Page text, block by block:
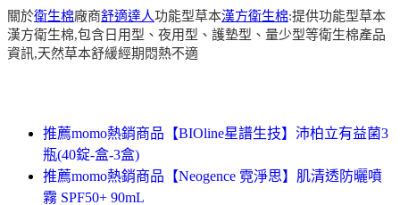
關於衛生棉廠商舒適達人功能型草本漢方衛生棉:提供功能型草本
漢方衛生棉,包含日用型、夜用型、護墊型、量少型等衛生棉產品
資訊,天然草本舒緩經期悶熱不適
推薦momo熱銷商品【BIOline星譜生技】沛柏立有益菌3
瓶(40錠-盒-3盒)
推薦momo熱銷商品【Neogence 霓淨思】肌清透防曬噴
霧 SPF50+ 90mL